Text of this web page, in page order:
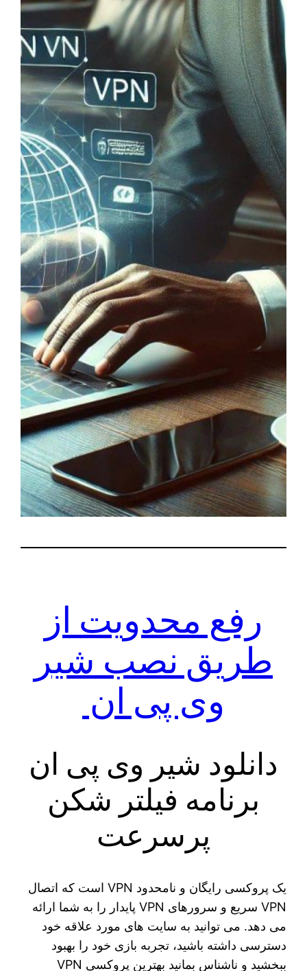
رفع محدویت از
طریق نصب شیر
وی پی ان
دانلود شیر وی پی ان
برنامه فیلتر شکن
پرسرعت
یک پروکسی رایگان و نامحدود VPN است که اتصال
VPN سریع و سرورهای VPN پایدار را به شما ارائه
می دهد. می توانید به سایت های مورد علاقه خود
دسترسی داشته باشید، تجربه بازی خود را بهبود
ببخشید و ناشناس بمانید بهترین پروکسی VPN